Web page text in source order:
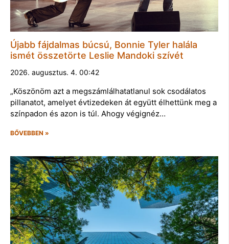
Újabb fájdalmas búcsú, Bonnie Tyler halála
ismét összetörte Leslie Mandoki szívét
2026. augusztus. 4. 00:42
„Köszönöm azt a megszámlálhatatlanul sok csodálatos
pillanatot, amelyet évtizedeken át együtt élhettünk meg a
színpadon és azon is túl. Ahogy végignéz…
BŐVEBBEN »